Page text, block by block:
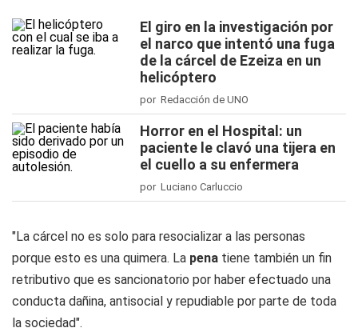
El giro en la investigación por
el narco que intentó una fuga
de la cárcel de Ezeiza en un
helicóptero
por Redacción de UNO
Horror en el Hospital: un
paciente le clavó una tijera en
el cuello a su enfermera
por Luciano Carluccio
"La cárcel no es solo para resocializar a las personas
porque esto es una quimera. La pena tiene también un fin
retributivo que es sancionatorio por haber efectuado una
conducta dañina, antisocial y repudiable por parte de toda
la sociedad".